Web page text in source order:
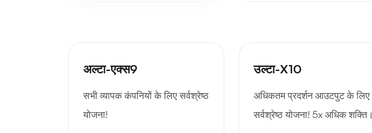
अल्टा-एक्स9
सभी व्यापक कंपनियों के लिए सर्वश्रेष्ठ
योजना!
उल्टा-X10
अधिकतम प्रदर्शन आउटपुट के लिए
सर्वश्रेष्ठ योजना! 5x अधिक शक्ति।